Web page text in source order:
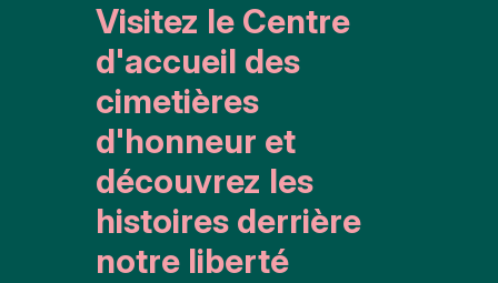
Visitez le Centre
d'accueil des
cimetières
d'honneur et
découvrez les
histoires derrière
notre liberté